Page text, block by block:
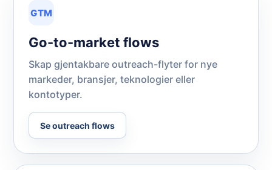
GTM
Go-to-market flows
Skap gjentakbare outreach-flyter for nye
markeder, bransjer, teknologier eller
kontotyper.
Se outreach flows